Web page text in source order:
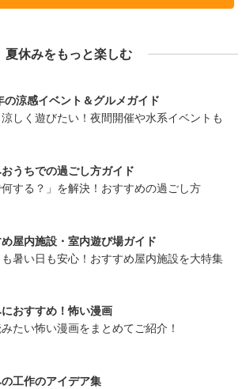
夏休みをもっと楽しむ
の涼感イベント＆グルメガイド
しく遊びたい！夜間開催や水系イベントも
うちでの過ごし方ガイド
何する？」を解決！おすすめの過ごし方
屋内施設・室内遊び場ガイド
暑い日も安心！おすすめ屋内施設を大特集
おすすめ！怖い漫画
たい怖い漫画をまとめてご紹介！
工作のアイデア集